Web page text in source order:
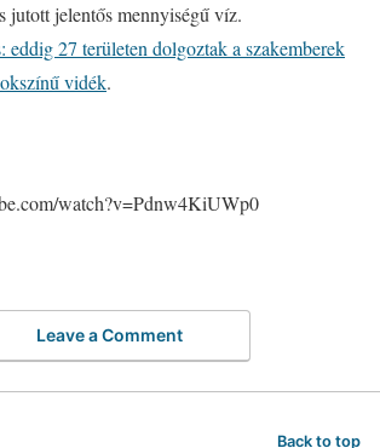
jutott jelentős mennyiségű víz.
eddig 27 területen dolgoztak a szakemberek
vidék.
watch?v=Pdnw4KiUWp0
Leave a Comment
Back to top